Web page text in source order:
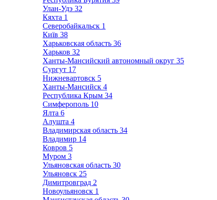
Улан-Удэ 32
Кяхта 1
Северобайкальск 1
Київ 38
Харьковская область 36
Харьков 32
Ханты-Мансийский автономный округ 35
Сургут 17
Нижневартовск 5
Ханты-Мансийск 4
Республика Крым 34
Симферополь 10
Ялта 6
Алушта 4
Владимирская область 34
Владимир 14
Ковров 5
Муром 3
Ульяновская область 30
Ульяновск 25
Димитровград 2
Новоульяновск 1